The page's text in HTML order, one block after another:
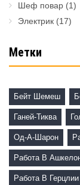
Шеф повар (1)
Электрик (17)
Метки
Бейт Шемеш
Ганей-Тиква
Од-А-Шарон
Работа В
Работа В Герцлии